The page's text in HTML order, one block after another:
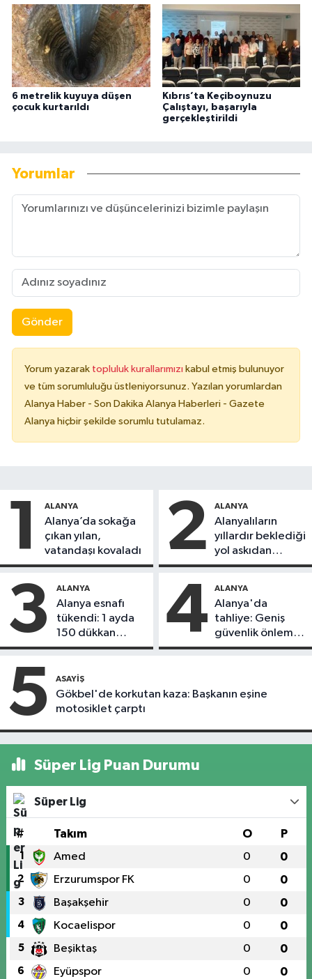
6 metrelik kuyuya düşen
çocuk kurtarıldı
Kıbrıs’ta Keçiboynuzu
Çalıştayı, başarıyla
gerçekleştirildi
Yorumlar
Gönder
Yorum yazarak topluluk kurallarımızı kabul etmiş bulunuyor
ve tüm sorumluluğu üstleniyorsunuz. Yazılan yorumlardan
Alanya Haber - Son Dakika Alanya Haberleri - Gazete
Alanya hiçbir şekilde sorumlu tutulamaz.
1 ALANYA
Alanya’da sokağa
çıkan yılan,
vatandaşı kovaladı
2 ALANYA
Alanyalıların
yıllardır beklediği
yol askıdan
döndü
3 ALANYA
Alanya esnafı
tükendi: 1 ayda
150 dükkan
kapandı
4 ALANYA
Alanya'da
tahliye: Geniş
güvenlik önlemi
alındı
5 ASAYIŞ
Gökbel'de korkutan kaza: Başkanın eşine
motosiklet çarptı
Süper Lig Puan Durumu
Süper Lig
# Takım O P
1 Amed 0 0
2 Erzurumspor FK 0 0
3 Başakşehir 0 0
4 Kocaelispor 0 0
5 Beşiktaş 0 0
6 Eyüpspor 0 0